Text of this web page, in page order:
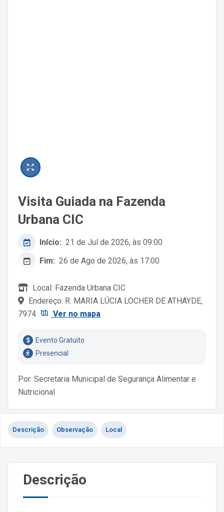
Visita Guiada na Fazenda
Urbana CIC
Início: 21 de Jul de 2026, às 09:00
Fim: 26 de Ago de 2026, às 17:00
Local: Fazenda Urbana CIC
Endereço: R. MARIA LÚCIA LOCHER DE ATHAYDE,
7974
Ver no mapa
Evento Gratuito
Presencial
Por: Secretaria Municipal de Segurança Alimentar e
Nutricional
Descrição Observação Local
Descrição